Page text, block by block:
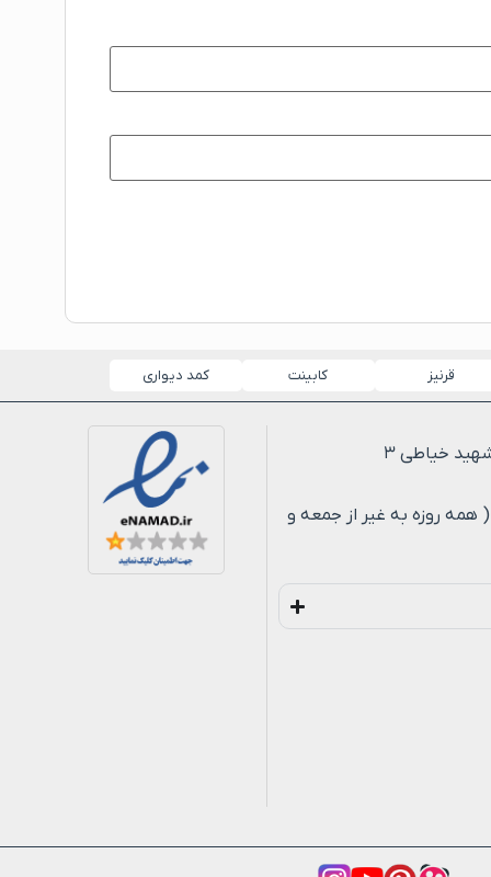
قرنیز کابینت کمد دیواری
۸ شب ( همه روزه به غیر از جمعه و